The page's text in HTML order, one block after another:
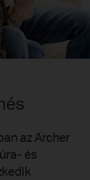
az Archer
és